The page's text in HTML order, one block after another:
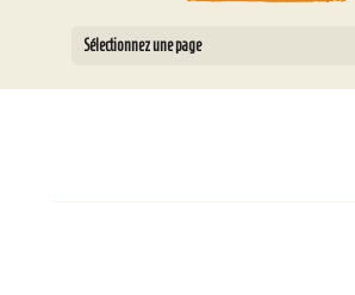
Sélectionnez une page